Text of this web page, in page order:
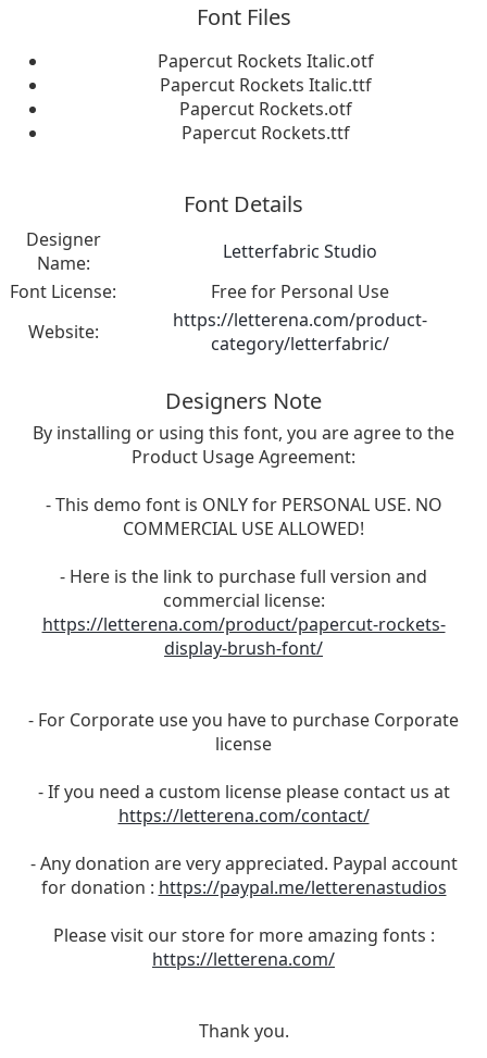
Font Files
Papercut Rockets Italic.otf
Papercut Rockets Italic.ttf
Papercut Rockets.otf
Papercut Rockets.ttf
Font Details
Designer
Name:
Letterfabric Studio
Font License:
Free for Personal Use
Website:
https://letterena.com/product-
category/letterfabric/
Designers Note
By installing or using this font, you are agree to the
Product Usage Agreement:
- This demo font is ONLY for PERSONAL USE. NO
COMMERCIAL USE ALLOWED!
- Here is the link to purchase full version and
commercial license:
https://letterena.com/product/papercut-rockets-
display-brush-font/
- For Corporate use you have to purchase Corporate
license
- If you need a custom license please contact us at
https://letterena.com/contact/
- Any donation are very appreciated. Paypal account
for donation : https://paypal.me/letterenastudios
Please visit our store for more amazing fonts :
https://letterena.com/
Thank you.